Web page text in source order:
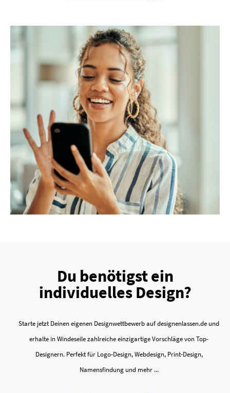
Du benötigst ein
individuelles Design?
Starte jetzt Deinen eigenen Designwettbewerb auf designenlassen.de und
erhalte in Windeseile zahlreiche einzigartige Vorschläge von Top-
Designern. Perfekt für Logo-Design, Webdesign, Print-Design,
Namensfindung und mehr ...